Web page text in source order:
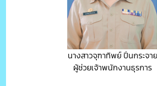
นางสาวจุฑาทิพย์ ปิ่นกระจาย
ผู้ช่วยเจ้าพนักงานธุรการ